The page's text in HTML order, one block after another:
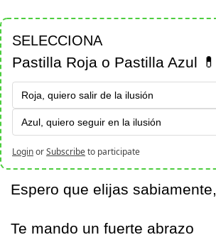
SELECCIONA
Pastilla Roja o Pastilla Azul 💊
Roja, quiero salir de la ilusión
Azul, quiero seguir en la ilusión
LoginorSubscribeto participate
Espero que elijas sabiamente,
Te mando un fuerte abrazo